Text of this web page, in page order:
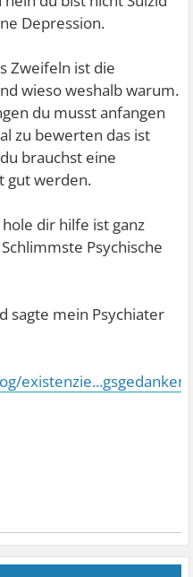
Depression.
Zweifeln ist die
wieso weshalb warum.
du musst anfangen
zu bewerten das ist
brauchst eine
gut werden.
dir hilfe ist ganz
Psychische
sagte mein Psychiater
existenzie...gsgedanken